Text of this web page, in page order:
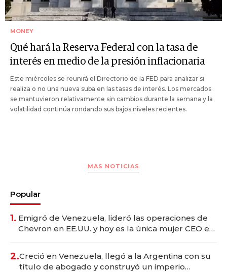
MONEY
Qué hará la Reserva Federal con la tasa de
interés en medio de la presión inflacionaria
Este miércoles se reunirá el Directorio de la FED para analizar si
realiza o no una nueva suba en las tasas de interés. Los mercados
se mantuvieron relativamente sin cambios durante la semana y la
volatilidad continúa rondando sus bajos niveles recientes.
MAS NOTICIAS
Popular
1. Emigró de Venezuela, lideró las operaciones de
Chevron en EE.UU. y hoy es la única mujer CEO en
2.Creció en Venezuela, llegó a la Argentina con su
título de abogado y construyó un imperio